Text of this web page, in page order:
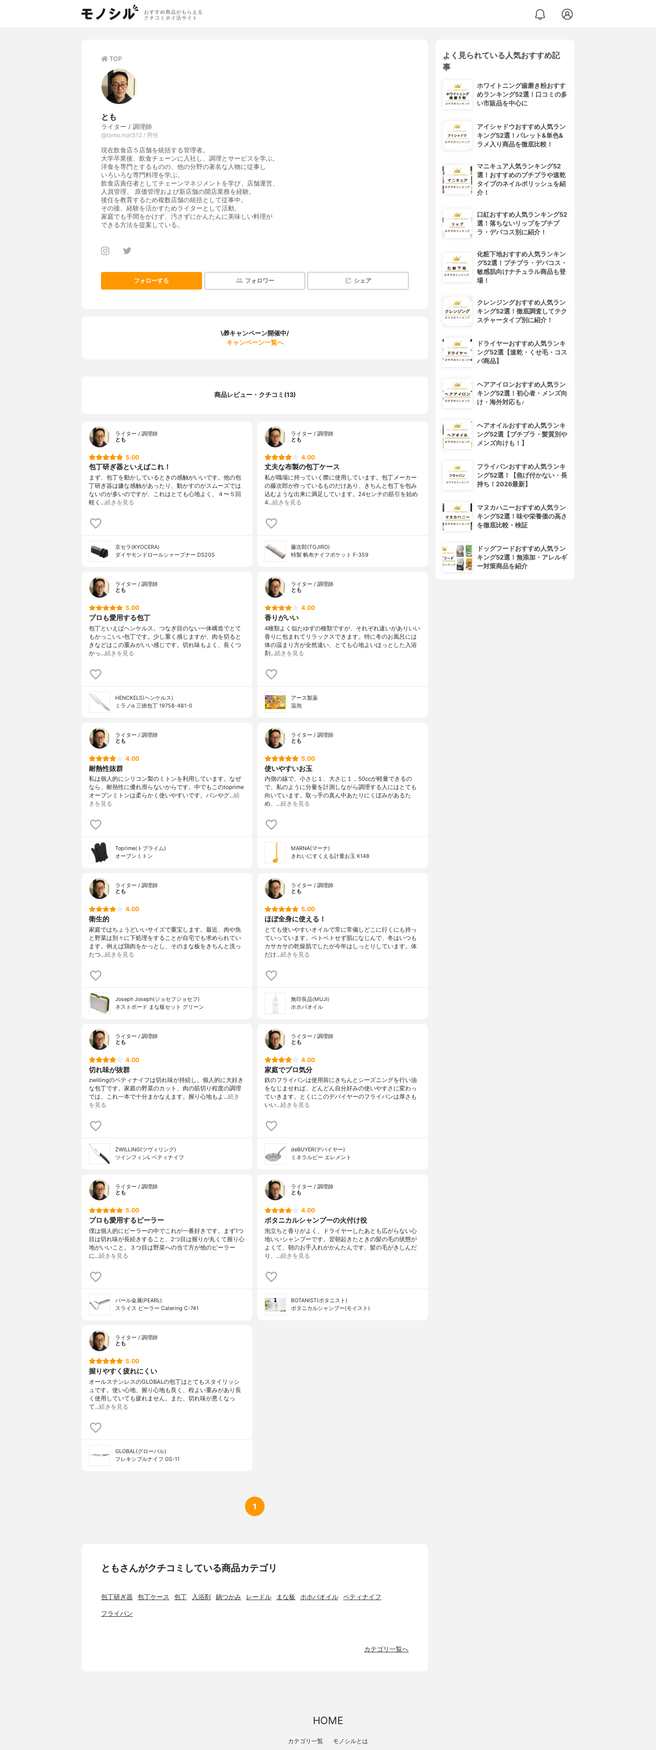
おすすめ商品がもらえる
クチコミポイ活サイト
TOP
とも
ライター / 調理師
@tomo.mat312 / 男性
現在飲食店５店舗を統括する管理者。
大学卒業後、飲食チェーンに入社し、調理とサービスを学ぶ。
洋食を専門とするものの、他の分野の著名な人物に従事し
いろいろな専門料理を学ぶ。
飲食店責任者としてチェーンマネジメントを学び、店舗運営、
人員管理、 原価管理および新店舗の開店業務を経験。
後任を教育するため複数店舗の統括として従事中。
その後、経験を活かすためライターとして活動。
家庭でも手間をかけず、汚さずにかんたんに美味しい料理が
できる方法を提案している。
フォローする フォロワー シェア
\🎁キャンペーン開催中/
キャンペーン一覧へ
商品レビュー・クチコミ(13)
ライター / 調理師
とも
5.00
包丁研ぎ器といえばこれ！
まず、包丁を動かしているときの感触がいいです。他の包
丁研ぎ器は嫌な感触があったり、動かすのがスムーズでは
ないのが多いのですが、これはとても心地よく、４〜５回
軽く…続きを見る
京セラ(KYOCERA)
ダイヤモンドロールシャープナー DS20S
ライター / 調理師
とも
4.00
丈夫な布製の包丁ケース
私が職場に持っていく際に使用しています。包丁メーカー
の藤次郎が作っているものだけあり、きちんと包丁を包み
込むような出来に満足しています。24センチの筋引を始め
4…続きを見る
藤次郎(TOJIRO)
特製 帆布ナイフポケット F-359
ライター / 調理師
とも
5.00
プロも愛用する包丁
包丁といえばヘンケルス。つなぎ目のない一体構造でとて
もかっこいい包丁です。少し重く感じますが、肉を切ると
きなどはこの重みがいい感じです。切れ味もよく、長くつ
かっ…続きを見る
HENCKELS(ヘンケルス)
ミラノα 三徳包丁 19758-481-0
ライター / 調理師
とも
4.00
香りがいい
4種類よく似たゆずの種類ですが、それぞれ違いがありいい
香りに包まれてリラックスできます。特に冬のお風呂には
体の温まり方が全然違い、とても心地よいほっとした入浴
剤…続きを見る
アース製薬
温泡
ライター / 調理師
とも
4.00
耐熱性抜群
私は個人的にシリコン製のミトンを利用しています。なぜ
なら、耐熱性に優れ滑らないからです。中でもこのtoprime
オーブンミトンは柔らかく使いやすいです。パンやグ…続
きを見る
Toprime(トプライム)
オーブンミトン
ライター / 調理師
とも
5.00
使いやすいお玉
内側の線で、小さじ１、大さじ１，50ccが軽量できるの
で、私のように分量を計測しながら調理する人にはとても
向いています。取っ手の真ん中あたりにくぼみがあるた
め、…続きを見る
MARNA(マーナ)
きれいにすくえる計量お玉 K148
ライター / 調理師
とも
4.00
衛生的
家庭ではちょうどいいサイズで重宝します。最近、肉や魚
と野菜は別々に下処理をすることが自宅でも求められてい
ます。例えば鶏肉をかっとし、そのまな板をきちんと洗っ
たつ…続きを見る
Joseph Joseph(ジョセフジョセフ)
ネストボード まな板セット グリーン
ライター / 調理師
とも
5.00
ほぼ全身に使える！
とても使いやすいオイルで常に常備しどこに行くにも持っ
ていっています。ベトベトせず肌になじんで、冬はいつも
カサカサの乾燥肌でしたが今年はしっとりしています。体
だけ…続きを見る
無印良品(MUJI)
ホホバオイル
ライター / 調理師
とも
4.00
切れ味が抜群
zwillingのペティナイフは切れ味が持続し、個人的に大好き
な包丁です。家庭の野菜のカット、肉の筋切り程度の調理
では、これ一本で十分まかなえます。握り心地もよ…続き
を見る
ZWILLING(ツヴィリング)
ツインフィンL ペティナイフ
ライター / 調理師
とも
4.00
家庭でプロ気分
鉄のフライパンは使用前にきちんとシーズニングを行い油
をなじませれば、どんどん自分好みの使いやすさに変わっ
ていきます。とくにこのデバイヤーのフライパンは厚さも
いい…続きを見る
deBUYER(デバイヤー)
ミネラルビー エレメント
ライター / 調理師
とも
5.00
プロも愛用するピーラー
僕は個人的にピーラーの中でこれが一番好きです。まず1つ
目は切れ味が長続きすること、2つ目は握りが丸くて握り心
地がいいこと。３つ目は野菜への当て方が他のピーラー
に…続きを見る
パール金属(PEARL)
スライス ピーラー Catering C-741
ライター / 調理師
とも
4.00
ボタニカルシャンプーの火付け役
泡立ちと香りがよく、ドライヤーしたあとも広がらない心
地いいシャンプーです。翌朝起きたときの髪の毛の状態が
よくて、朝のお手入れがかんたんです。髪の毛がきしんだ
り、…続きを見る
BOTANIST(ボタニスト)
ボタニカルシャンプー(モイスト)
ライター / 調理師
とも
5.00
握りやすく疲れにくい
オールステンレスのGLOBALの包丁はとてもスタイリッシ
ュです。使い心地、握り心地も良く、程よい重みがあり長
く使用していても疲れません。また、切れ味が悪くなっ
て…続きを見る
GLOBAL(グローバル)
フレキシブルナイフ GS-11
1
ともさんがクチコミしている商品カテゴリ
包丁研ぎ器 包丁ケース 包丁 入浴剤 鍋つかみ レードル まな板 ホホバオイル ペティナイフ
フライパン
カテゴリ一覧へ
よく見られている人気おすすめ記
事
ホワイトニング歯磨き粉おすす
めランキング52選！口コミの多
い市販品を中心に
アイシャドウおすすめ人気ラン
キング52選！パレット&単色&
ラメ入り商品を徹底比較！
マニキュア人気ランキング52
選！おすすめのプチプラや速乾
タイプのネイルポリッシュを紹
介！
口紅おすすめ人気ランキング52
選！落ちないリップをプチプ
ラ・デパコス別に紹介！
化粧下地おすすめ人気ランキン
グ52選！プチプラ・デパコス・
敏感肌向けナチュラル商品も登
場！
クレンジングおすすめ人気ラン
キング52選！徹底調査してテク
スチャータイプ別に紹介！
ドライヤーおすすめ人気ランキ
ング52選【速乾・くせ毛・コス
パ商品】
ヘアアイロンおすすめ人気ラン
キング52選！初心者・メンズ向
け・海外対応も♪
ヘアオイルおすすめ人気ランキ
ング52選【プチプラ・髪質別や
メンズ向けも！】
フライパンおすすめ人気ランキ
ング52選！【焦げ付かない・長
持ち！2026最新】
マヌカハニーおすすめ人気ラン
キング52選！味や栄養価の高さ
を徹底比較・検証
ドッグフードおすすめ人気ラン
キング52選！無添加・アレルギ
ー対策商品を紹介
HOME
カテゴリ一覧 モノシルとは